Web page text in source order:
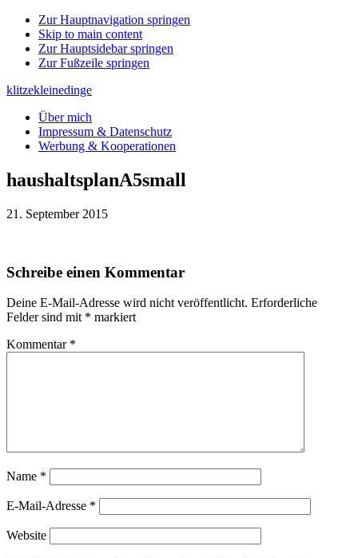
Zur Hauptnavigation springen
Skip to main content
Zur Hauptsidebar springen
Zur Fußzeile springen
klitzekleinedinge
Über mich
Impressum & Datenschutz
Werbung & Kooperationen
haushaltsplanA5small
21. September 2015
Leser-
Schreibe einen Kommentar
Deine E-Mail-Adresse wird nicht veröffentlicht. Erforderliche
Felder sind mit * markiert
Kommentar *
Name *
E-Mail-Adresse *
Website